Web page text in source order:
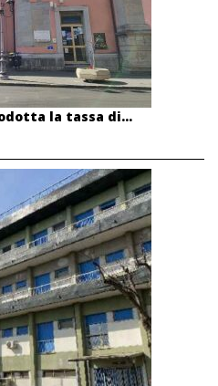
la tassa di...